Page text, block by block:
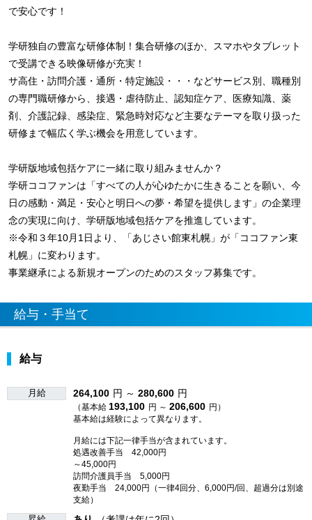
で安心です！
学研独自の豊富な研修体制！集合研修のほか、スマホやタブレット
で受講できる映像研修が充実！
サ高住・訪問介護・通所・特定施設・・・などサービス別、職種別
の専門職研修から、接遇・虐待防止、認知症ケア、医療知識、薬
剤、介護記録、感染症、緊急時対応など主要なテーマを取り扱った
研修まで幅広く学ぶ機会を用意しています。
学研版地域包括ケアに一緒に取り組みませんか？
学研ココファンは「すべての人が心ゆたかに生きることを願い、今
日の感動・満足・安心と明日への夢・希望を提供します」の企業理
念の実現に向け、学研版地域包括ケアを推進しています。
※令和３年10月1日より、「あじさい館東札幌」が「ココファン東
札幌」に変わります。
事業継承による新規オープンのためのスタッフ募集です。
給与・手当て
給与
月給 264,100 円 ～ 280,600 円
（基本給 193,100 円 ～ 206,600 円）
基本給は経験によって異なります。
月給には下記一律手当が含まれています。
処遇改善手当 42,000円
～45,000円
訪問介護員手当 5,000円
夜勤手当 24,000円（一律4回分、6,000円/回、超過分は別途
支給）